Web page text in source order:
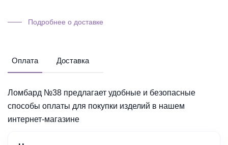
Подробнее о доставке
Оплата Доставка
Ломбард №38 предлагает удобные и безопасные
способы оплаты для покупки изделий в нашем
интернет-магазине